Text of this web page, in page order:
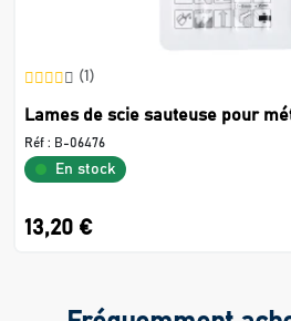
(1)
Lames de scie sauteuse pour
Réf : B-06476
En stock
13,20 €